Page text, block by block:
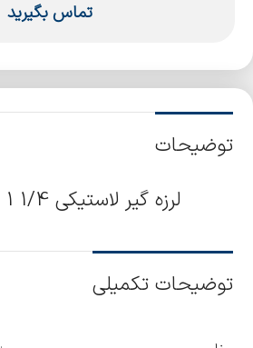
تماس بگیرید
توضیحات
لرزه گیر لاستیکی 1/4 1 اینچ PN10
توضیحات تکمیلی